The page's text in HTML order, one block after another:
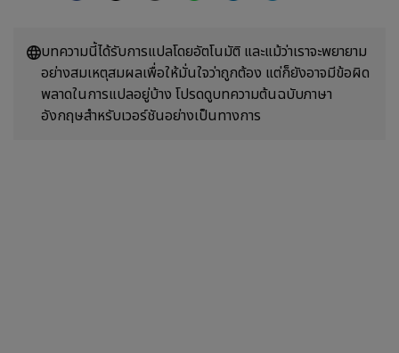
บทความนี้ได้รับการแปลโดยอัตโนมัติ และแม้ว่าเราจะพยายาม
อย่างสมเหตุสมผลเพื่อให้มั่นใจว่าถูกต้อง แต่ก็ยังอาจมีข้อผิด
พลาดในการแปลอยู่บ้าง โปรดดูบทความต้นฉบับภาษา
อังกฤษสำหรับเวอร์ชันอย่างเป็นทางการ